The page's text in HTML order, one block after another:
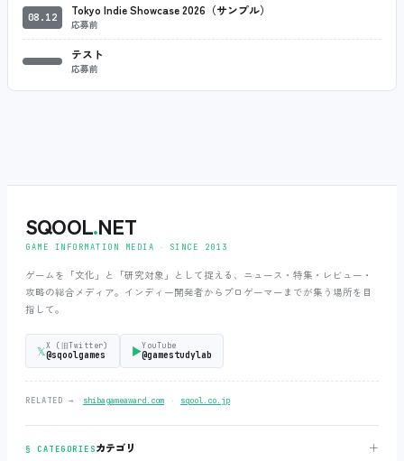
08.12 Tokyo Indie Showcase 2026（サンプル）
応募前
テスト
応募前
SQOOL.NET
GAME INFORMATION MEDIA ‧ SINCE 2013
ゲームを「文化」と「研究対象」として捉える、ニュース・特集・レビュー・
攻略の総合メディア。インディー開発者からプロゲーマーまでが集う場所を目
指して。
𝕏X (旧Twitter)
@sqoolgames ▶YouTube
@gamestudylab
RELATED → shibagameaward.com ‧ sqool.co.jp
§ CATEGORIESカテゴリ ＋